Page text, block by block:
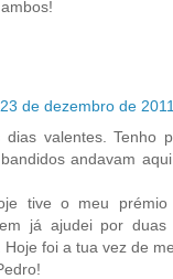
23 de dezembro de
dias valentes. Tenho
andavam
tive o meu
já ajudei por duas
foi a tua vez de